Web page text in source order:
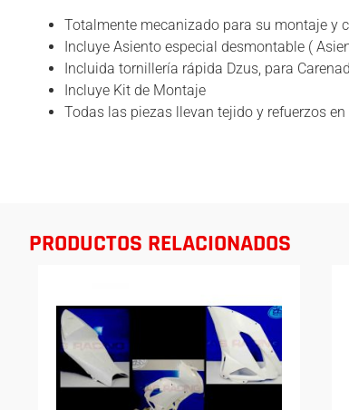
Totalmente mecanizado para su montaje y
Incluye Asiento especial desmontable (
Incluida tornillería rápida Dzus, para
Incluye Kit de Montaje
Todas las piezas llevan tejido y refuerzos
PRODUCTOS RELACIONADOS